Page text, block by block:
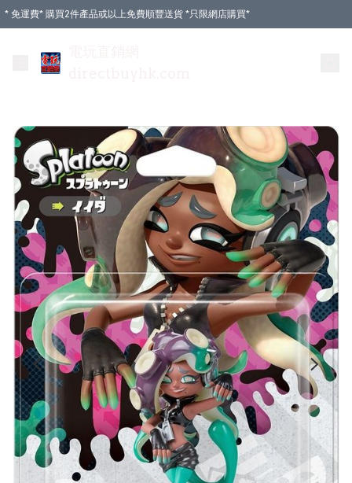
* 免運費* 購買2件產品或以上免費順豐送貨 *只限網店購買*